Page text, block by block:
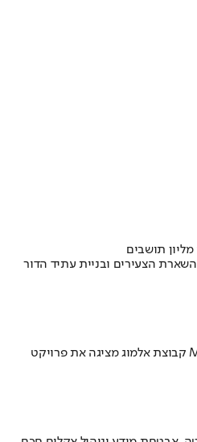
הצעירים ובניית עתיד הדור
קבוצת אלמוג מציגה את פרויקט MALA: מגדלי הפרימיום האחרונים